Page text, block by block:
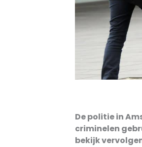
De politie in
criminelen
bekijk